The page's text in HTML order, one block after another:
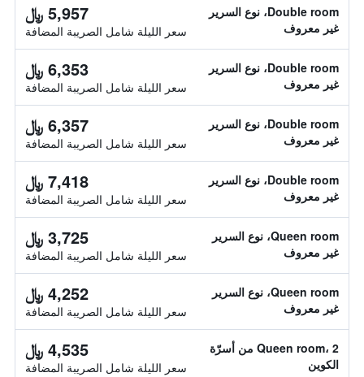
Double room، نوع السرير
غير معروف
5,957 ﷼
سعر الليلة شامل الصريبة المضافة
Double room، نوع السرير
غير معروف
6,353 ﷼
سعر الليلة شامل الصريبة المضافة
Double room، نوع السرير
غير معروف
6,357 ﷼
سعر الليلة شامل الصريبة المضافة
Double room، نوع السرير
غير معروف
7,418 ﷼
سعر الليلة شامل الصريبة المضافة
Queen room، نوع السرير
غير معروف
3,725 ﷼
سعر الليلة شامل الصريبة المضافة
Queen room، نوع السرير
غير معروف
4,252 ﷼
سعر الليلة شامل الصريبة المضافة
Queen room، 2 من أسرّة
الكوين
4,535 ﷼
سعر الليلة شامل الصريبة المضافة